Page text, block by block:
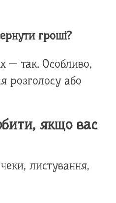
гроші?
— так. Особливо,
розголосу або
якщо вас
листування,